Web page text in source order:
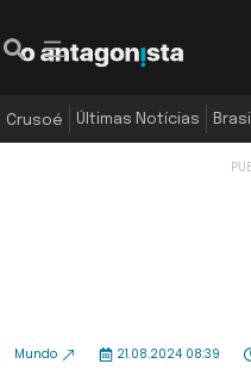
Crusoé Últimas Notícias Brasil
Mundo 21.08.2024 08:39